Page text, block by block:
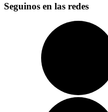
Seguinos en las redes